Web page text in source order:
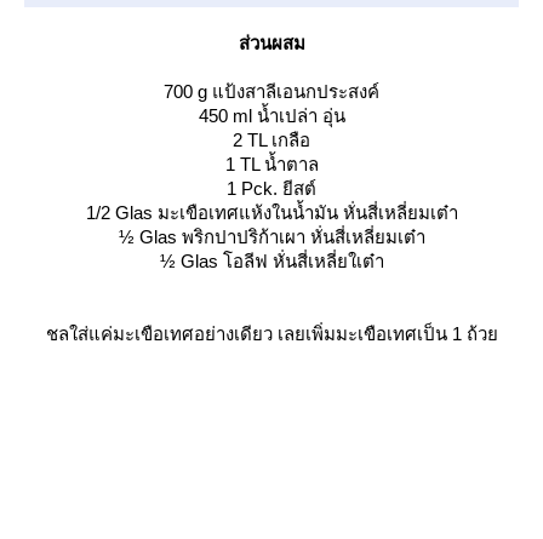
ส่วนผสม
700 g แป้งสาลีเอนกประสงค์
450 ml น้ำเปล่า อุ่น
2 TL เกลือ
1 TL น้ำตาล
1 Pck. ยีสต์
1/2 Glas มะเขือเทศแห้งในน้ำมัน หั่นสี่เหลี่ยมเต๋า
½ Glas พริกปาปริก้าเผา หั่นสี่เหลี่ยมเต๋า
½ Glas โอลีฟ หั่นสี่เหลี่ยใเต๋า
ชลใส่แค่มะเขือเทศอย่างเดียว เลยเพิ่มมะเขือเทศเป็น 1 ถ้ว